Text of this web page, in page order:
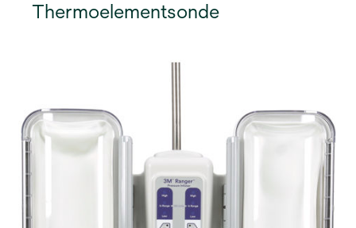
Thermoelementsonde